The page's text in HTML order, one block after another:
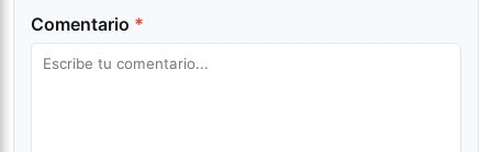
Comentario *